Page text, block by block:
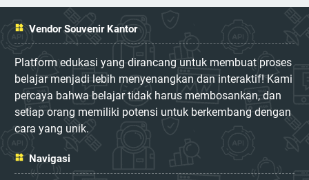
Vendor Souvenir Kantor
Platform edukasi yang dirancang untuk membuat proses
belajar menjadi lebih menyenangkan dan interaktif! Kami
percaya bahwa belajar tidak harus membosankan, dan
setiap orang memiliki potensi untuk berkembang dengan
cara yang unik.
Navigasi